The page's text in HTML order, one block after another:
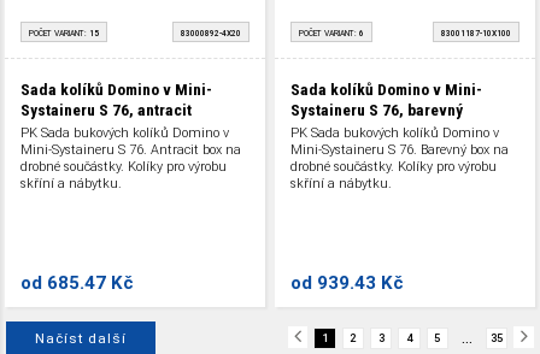
POČET VARIANT: 15 83000892-4X20
Sada kolíků Domino v Mini-
Systaineru S 76, antracit
PK Sada bukových kolíků Domino v
Mini-Systaineru S 76. Antracit box na
drobné součástky. Kolíky pro výrobu
skříní a nábytku.
od 685.47 Kč
POČET VARIANT: 6 83001187-10X100
Sada kolíků Domino v Mini-
Systaineru S 76, barevný
PK Sada bukových kolíků Domino v
Mini-Systaineru S 76. Barevný box na
drobné součástky. Kolíky pro výrobu
skříní a nábytku.
od 939.43 Kč
Načíst další 1 2 3 4 5 35